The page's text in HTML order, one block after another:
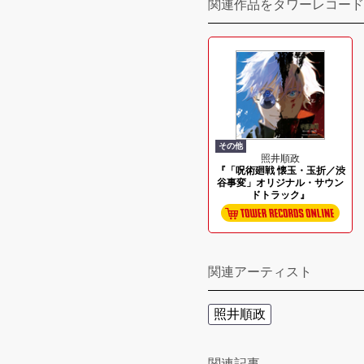
関連作品をタワーレコー
その他
照井順政
『「呪術廻戦 懐玉・玉折／渋
谷事変」オリジナル・サウン
ドトラック』
関連アーティスト
照井順政